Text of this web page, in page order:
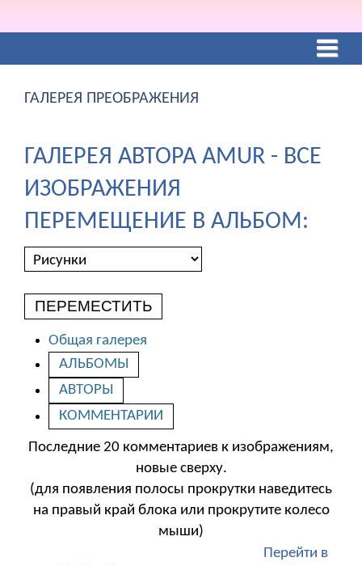
ГАЛЕРЕЯ ПРЕОБРАЖЕНИЯ
ГАЛЕРЕЯ АВТОРА AMUR - ВСЕ
ИЗОБРАЖЕНИЯ
ПЕРЕМЕЩЕНИЕ В АЛЬБОМ:
ПЕРЕМЕСТИТЬ
Общая галерея
АЛЬБОМЫ
АВТОРЫ
КОММЕНТАРИИ
Последние 20 комментариев к изображениям,
новые сверху.
(для появления полосы прокрутки наведитесь
на правый край блока или прокрутите колесо
мыши)
Перейти в